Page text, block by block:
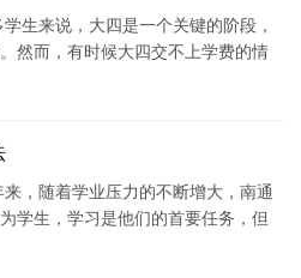
生来说，大四是一个关键的阶段，
然而，有时候大四交不上学费的情
，随着学业压力的不断增大，南通
学生，学习是他们的首要任务，但